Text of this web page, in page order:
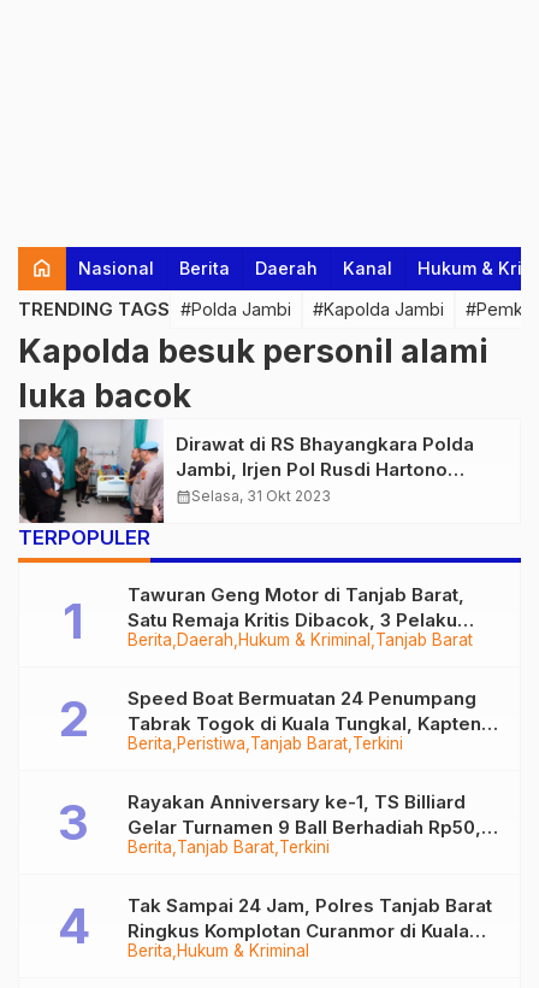
home Nasional Berita Daerah Kanal Hukum &
TRENDING TAGS #Polda Jambi #Kapolda Jambi
Kapolda besuk personil alami
luka bacok
Dirawat di RS Bhayangkara Polda
Jambi, Irjen Pol Rusdi Hartono
Besuk Personil Ditreskrimsus
calendar_monthSelasa, 31 Okt 2023
TERPOPULER
Berita Daerah Hukum & Kriminal Tanjab Barat
Tawuran Geng Motor di Tanjab Barat,
Satu Remaja Kritis Dibacok, 3 Pelaku
Ditangkap
Berita Peristiwa Tanjab Barat Terkini
Speed Boat Bermuatan 24 Penumpang
Tabrak Togok di Kuala Tungkal, Kapten
Sempat Hilang
Berita Tanjab Barat Terkini
Rayakan Anniversary ke-1, TS Billiard
Gelar Turnamen 9 Ball Berhadiah Rp50,8
Juta
Berita Hukum & Kriminal
Tak Sampai 24 Jam, Polres Tanjab Barat
Ringkus Komplotan Curanmor di Kuala
Tungkal